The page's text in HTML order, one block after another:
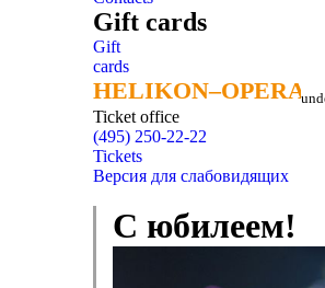
Gift cards
Gift
cards
HELIKON–OPERA
HELIKON–OPERA
Ticket office
(495) 250-22-22
Tickets
Версия для слабовидящих
С юбилеем!